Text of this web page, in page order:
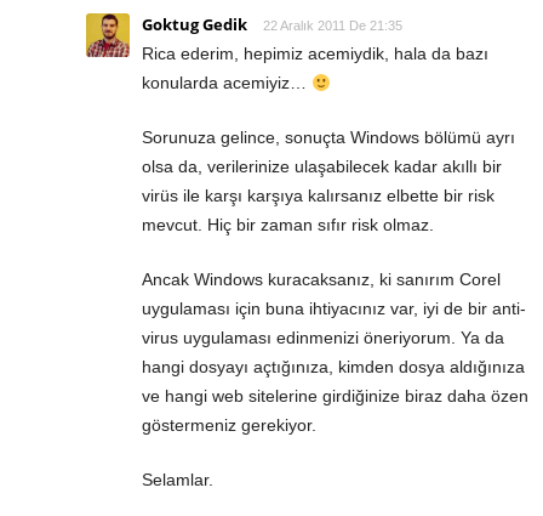
Goktug Gedik 22 Aralık 2011 De 21:35
Rica ederim, hepimiz acemiydik, hala da bazı
konularda acemiyiz…
Sorunuza gelince, sonuçta Windows bölümü ayrı
olsa da, verilerinize ulaşabilecek kadar akıllı bir
virüs ile karşı karşıya kalırsanız elbette bir risk
mevcut. Hiç bir zaman sıfır risk olmaz.
Ancak Windows kuracaksanız, ki sanırım Corel
uygulaması için buna ihtiyacınız var, iyi de bir anti-
virus uygulaması edinmenizi öneriyorum. Ya da
hangi dosyayı açtığınıza, kimden dosya aldığınıza
ve hangi web sitelerine girdiğinize biraz daha özen
göstermeniz gerekiyor.
Selamlar.